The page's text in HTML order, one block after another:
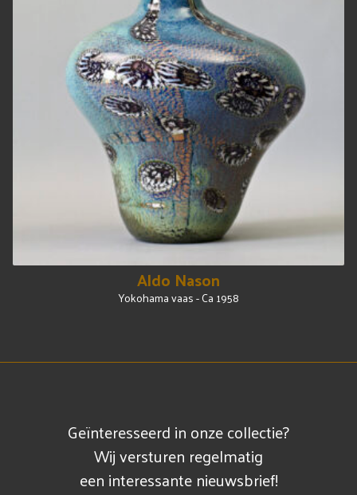
Aldo Nason
Yokohama vaas - Ca 1958
Geïnteresseerd in onze collectie?
Wij versturen regelmatig
een interessante nieuwsbrief!